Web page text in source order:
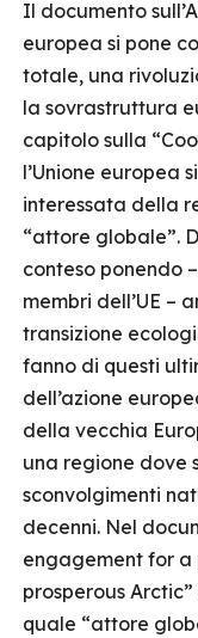
Il documento
europea si pone
totale, una
la sovrastruttura
capitolo sulla
l’Unione europea
interessata della
“attore globale”.
conteso ponendo
membri dell’UE –
transizione
fanno di questi
dell’azione
della vecchia
una regione dove
sconvolgimenti
decenni. Nel
engagement for a
prosperous
quale “attore